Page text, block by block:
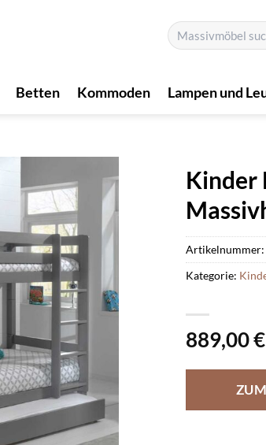
Suchen
nach:
Betten Kommoden Lampen und
Kinder
889,00€
Artikelnummer:
Kategorie: